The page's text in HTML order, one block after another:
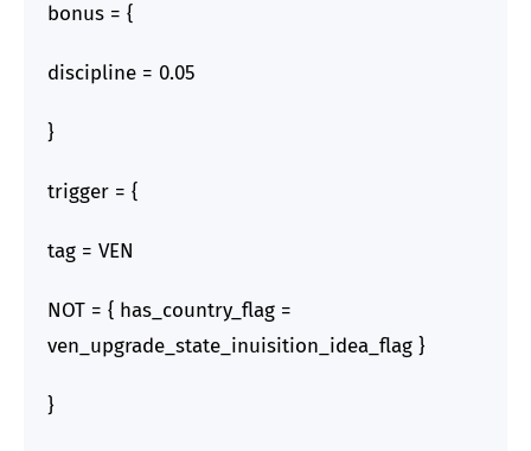
bonus = {
discipline = 0.05
}
trigger = {
tag = VEN
NOT = { has_country_flag =
ven_upgrade_state_inuisition_idea_flag }
}